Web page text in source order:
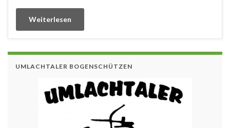
Weiterlesen
UMLACHTALER BOGENSCHÜTZEN